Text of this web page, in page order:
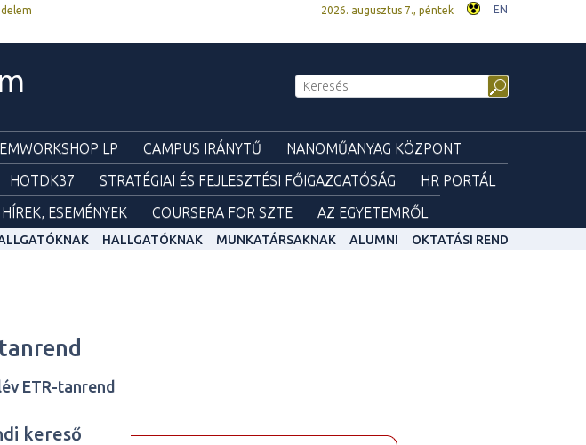
2026. augusztus 7., péntek EN
LP CAMPUS IRÁNYTŰ
NANOMŰANYAG KÖZPONT
HOTDK37 STRATÉGIAI ÉS FEJLESZTÉSI FŐIGAZGATÓSÁG
HR PORTÁL
HÍREK, ESEMÉNYEK COURSERA FOR SZTE AZ EGYETEMRŐL
HALLGATÓKNAK MUNKATÁRSAKNAK ALUMNI OKTATÁSI REND
ETR-tanrend
kereső